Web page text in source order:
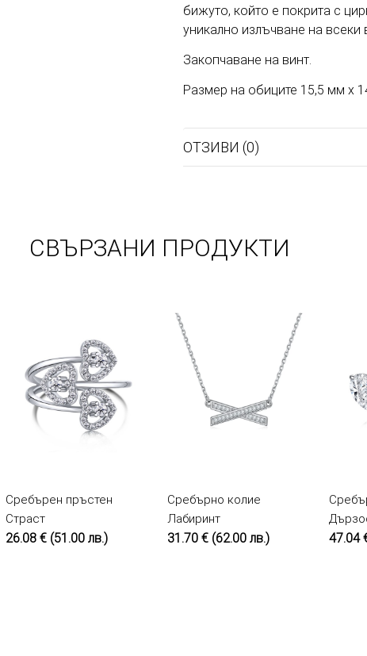
бижуто, който е покрита с
уникално излъчване на всеки
Закопчаване на винт.
Размер на обиците 15,5 мм х
ОТЗИВИ (0)
СВЪРЗАНИ ПРОДУКТИ
КУПИ
Сребърен пръстен
Страст
26.08 € (51.00 лв.)
КУПИ
Сребърно колие
Лабиринт
31.70 € (62.00 лв.) 47.04